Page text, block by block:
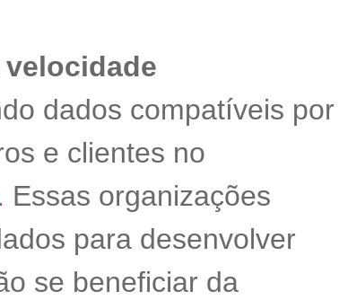
dados compatíveis por
e clientes no
. Essas organizações
para desenvolver
se beneficiar da